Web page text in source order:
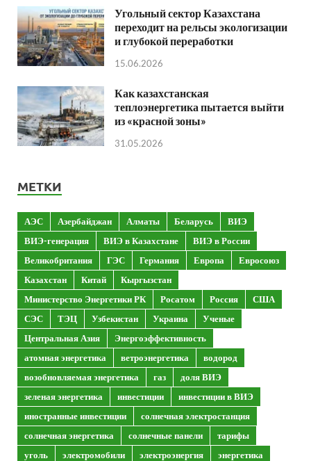
Угольный сектор Казахстана
переходит на рельсы экологизации
и глубокой переработки
15.06.2026
Как казахстанская
теплоэнергетика пытается выйти
из «красной зоны»
31.05.2026
МЕТКИ
АЭС Азербайджан Алматы Беларусь
ВИЭ
ВИЭ-генерация
ВИЭ в Казахстане
ВИЭ в России
Великобритания
ГЭС Германия Европа
Евросоюз
Казахстан
Китай
Кыргызстан
Министерство Энергетики РК
Росатом Россия
США
СЭС
ТЭЦ Узбекистан Украина
Ученые
Центральная Азия
Энергоэффективность
атомная энергетика
ветроэнергетика
водород
возобновляемая энергетика
газ
доля ВИЭ
зеленая энергетика
инвестиции
инвестиции в ВИЭ
иностранные инвестиции
солнечная электростанция
солнечная энергетика
солнечные панели
тарифы
уголь
электромобили электроэнергия энергетика